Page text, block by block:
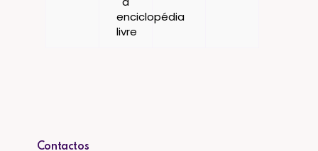
Contactos